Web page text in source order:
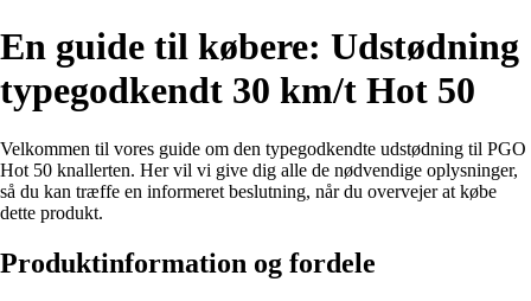
En guide til købere: Udstødning
typegodkendt 30 km/t Hot 50
Velkommen til vores guide om den typegodkendte udstødning til PGO
Hot 50 knallerten. Her vil vi give dig alle de nødvendige oplysninger,
så du kan træffe en informeret beslutning, når du overvejer at købe
dette produkt.
Produktinformation og fordele